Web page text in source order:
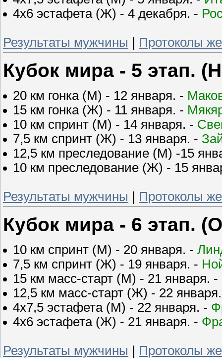
4х6 эстафета (Ж) - 4 декабря. -
Результаты мужчины | Протоколы
Кубок мира - 5 этап.
20 км гонка (М) - 12 января. -
15 км гонка (Ж) - 11 января. -
10 км спринт (М) - 14 января. -
7,5 км спринт (Ж) - 13 января. -
12,5 км преследование (М) -15
10 км преследование (Ж) - 15
Результаты мужчины | Протоколы
Кубок мира - 6 этап.
10 км спринт (М) - 20 января. -
7,5 км спринт (Ж) - 19 января. -
15 км масс-старт (М) - 21 января. -
12,5 км масс-старт (Ж) - 22
4х7,5 эстафета (М) - 22 января. -
4х6 эстафета (Ж) - 21 января. -
Результаты мужчины | Протоколы